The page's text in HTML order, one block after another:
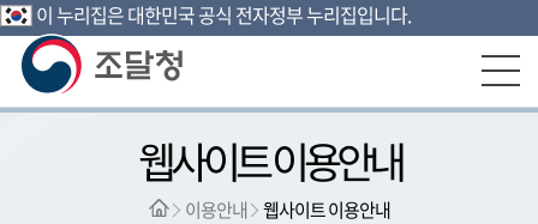
본문영역 바로가기
메인메뉴 바로가기
하단링크 바로가기
이 누리집은 대한민국 공식 전자정부 누리집입니다.
웹사이트 이용안내
이용안내 웹사이트 이용안내